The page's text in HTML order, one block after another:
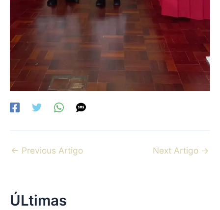
← Previous Artigo Next Artigo →
ÚLtimas